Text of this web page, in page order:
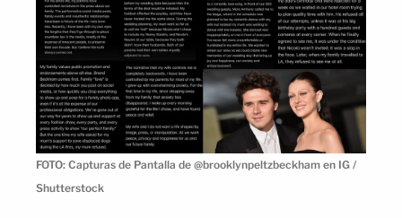
FOTO: Capturas de Pantalla de @brooklynpeltzbeckham en IG /
Shutterstock